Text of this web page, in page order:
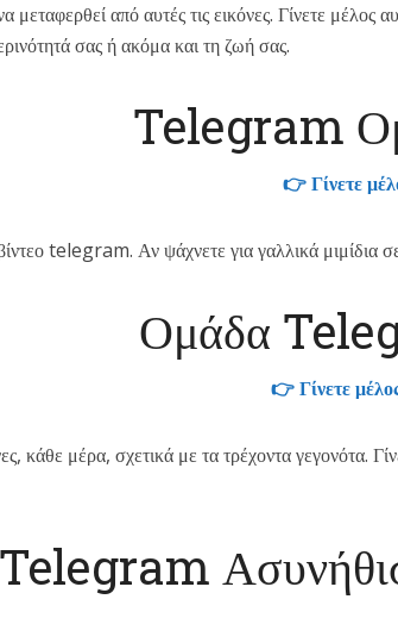
μεταφερθεί από αυτές τις εικόνες. Γίνετε
σας ή ακόμα και τη ζωή σας.
Telegram
👉 Γίνετε
telegram. Αν ψάχνετε για γαλλικά
Ομάδα
👉 Γίνετε
κάθε μέρα, σχετικά με τα τρέχοντα γεγονότα.